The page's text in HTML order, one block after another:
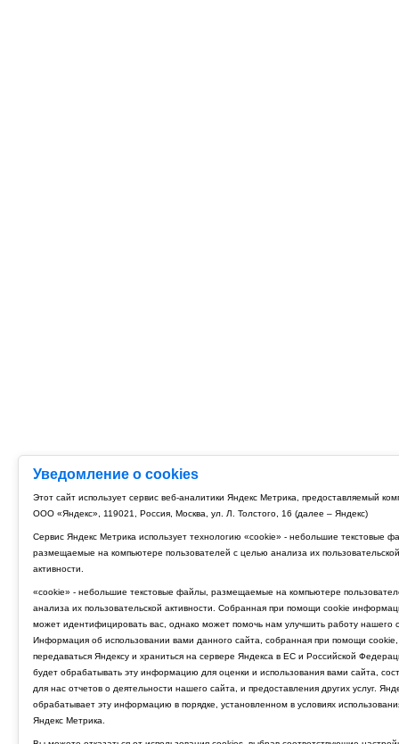
Уведомление о cookies
Этот сайт использует сервис веб-аналитики Яндекс Метрика, предоставляемый
ООО «Яндекс», 119021, Россия, Москва, ул. Л. Толстого, 16 (далее – Яндекс)
Сервис Яндекс Метрика использует технологию «cookie» - небольшие текстовые
размещаемые на компьютере пользователей с целью анализа их пользовательской
активности.
«cookie» - небольшие текстовые файлы, размещаемые на компьютере
анализа их пользовательской активности. Собранная при помощи cookie
может идентифицировать вас, однако может помочь нам улучшить работу нашего
Информация об использовании вами данного сайта, собранная при помощи cookie,
передаваться Яндексу и храниться на сервере Яндекса в ЕС и Российской
будет обрабатывать эту информацию для оценки и использования вами сайта,
для нас отчетов о деятельности нашего сайта, и предоставления других услуг.
обрабатывает эту информацию в порядке, установленном в условиях
Яндекс Метрика.